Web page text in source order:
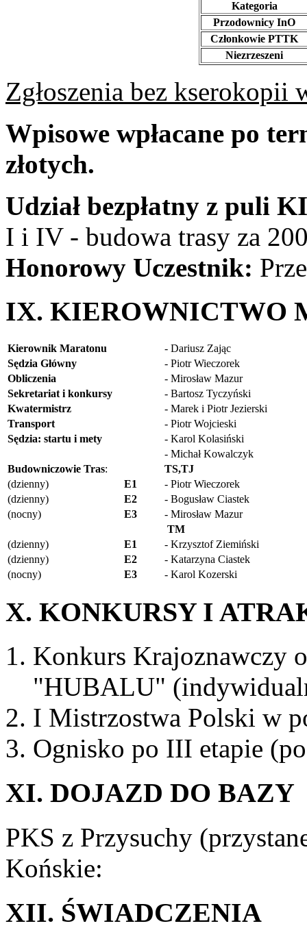
Kategoria
Przodownicy InO
Członkowie PTTK
Niezrzeszeni
Zgłoszenia bez kserokopii
Wpisowe wpłacane po
złotych.
Udział bezpłatny z puli
I i IV - budowa trasy za
Honorowy Uczestnik:
IX. KIEROWNICTWO
Kierownik Maratonu
- Dariusz Zając
Sędzia Główny
- Piotr Wieczorek
Obliczenia
- Mirosław Mazur
Sekretariat i konkursy
- Bartosz Tyczyński
Kwatermistrz
- Marek i Piotr Jezierski
Transport
- Piotr Wojcieski
Sędzia: startu i mety
- Karol Kolasiński
- Michał Kowalczyk
Budowniczowie Tras:
TS,TJ
(dzienny)
E1
- Piotr Wieczorek
(dzienny)
E2
- Bogusław Ciastek
(nocny)
E3
- Mirosław Mazur
TM
(dzienny)
E1
- Krzysztof Ziemiński
(dzienny)
E2
- Katarzyna Ciastek
(nocny)
E3 - Karol Kozerski
X. KONKURSY I
Konkurs Krajoznawczy
"HUBALU"
I Mistrzostwa Polski w
Ognisko po III etapie
XI. DOJAZD DO BAZY
PKS z Przysuchy
Końskie:
XII. ŚWIADCZENIA